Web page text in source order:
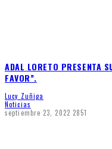
ADAL LORETO PRESENTA
FAVOR”.
Lucy Zuñiga
Noticias
septiembre 23, 2022 2851